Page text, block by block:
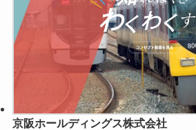
京阪ホールディングス株式会社